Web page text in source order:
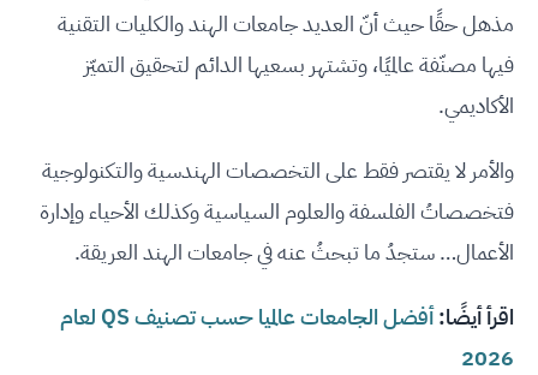
مذهل حقًا حيث أنّ العديد جامعات الهند والكليات التقنية
فيها مصنّفة عالميًا، وتشتهر بسعيها الدائم لتحقيق التميّز
الأكاديمي.
والأمر لا يقتصر فقط على التخصصات الهندسية والتكنولوجية
فتخصصاتُ الفلسفة والعلوم السياسية وكذلك الأحياء وإدارة
الأعمال… ستجدُ ما تبحثُ عنه في جامعات الهند العريقة.
اقرأ أيضًا:
أفضل الجامعات عالميا حسب تصنيف QS لعام
2026